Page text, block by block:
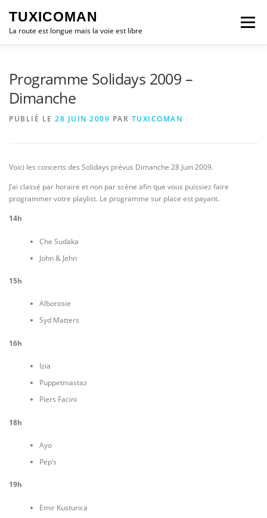
contenu
TUXICOMAN
La route est longue mais la voie est libre
Menu
Programme Solidays 2009 –
Dimanche
PUBLIÉ LE 28 JUIN 2009 PAR TUXICOMAN
Voici les concerts des Solidays prévus Dimanche 28 Juin 2009.
J’ai classé par horaire et non par scène afin que vous puissiez faire
programmer votre playlist. Le programme sur place est payant.
14h
Che Sudaka
John & Jehn
15h
Alborosie
Syd Matters
16h
Izia
Puppetmastaz
Piers Facini
18h
Ayo
Pep’s
19h
Emir Kusturica